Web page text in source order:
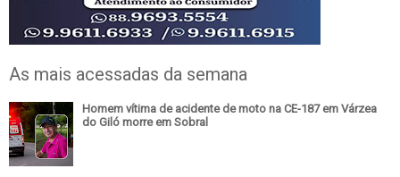
As mais acessadas da semana
Homem vítima de acidente de moto na CE-187 em Várzea
do Giló morre em Sobral